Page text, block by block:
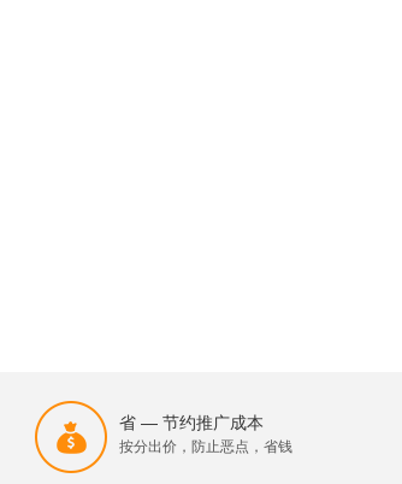
省 — 节约推广成本
按分出价，防止恶点，省钱